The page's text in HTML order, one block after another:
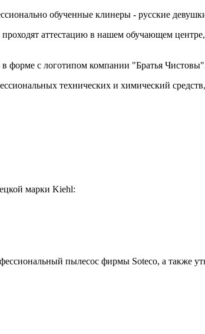
обученные клинеры - русские
аттестацию в нашем обучающем
форме с логотипом компании "Братья
технических и химический
марки Kiehl:
пылесос фирмы Soteco, а